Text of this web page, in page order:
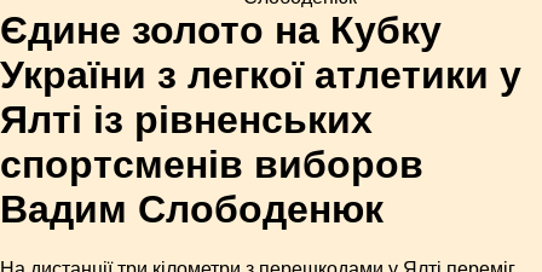
Єдине золото на Кубку
України з легкої атлетики у
Ялті із рівненських
спортсменів виборов
Вадим Слободенюк